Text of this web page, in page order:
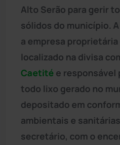
Alto Serão para gerir
sólidos do município.
a empresa
localizado na divisa
Caetité e responsável
todo lixo gerado no
depositado em
ambientais e
secretário, com o